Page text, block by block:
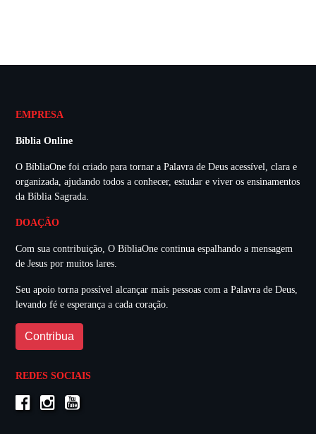
EMPRESA
Bíblia Online
O BíbliaOne foi criado para tornar a Palavra de Deus acessível, clara e
organizada, ajudando todos a conhecer, estudar e viver os ensinamentos
da Bíblia Sagrada.
DOAÇÃO
Com sua contribuição, O BíbliaOne continua espalhando a mensagem
de Jesus por muitos lares.
Seu apoio torna possível alcançar mais pessoas com a Palavra de Deus,
levando fé e esperança a cada coração.
Contribua
REDES SOCIAIS